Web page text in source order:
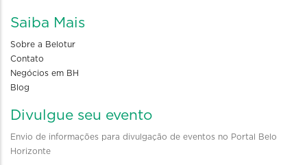
Saiba Mais
Sobre a Belotur
Contato
Negócios em BH
Blog
Divulgue seu evento
Envio de informações para divulgação de eventos no Portal Belo
Horizonte